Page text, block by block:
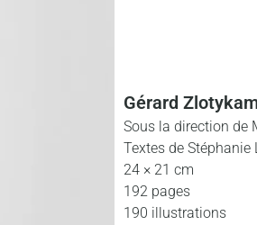
Gérard
Sous la direction de
Textes de Stéphanie
24 × 21 cm
192 pages
190 illustrations